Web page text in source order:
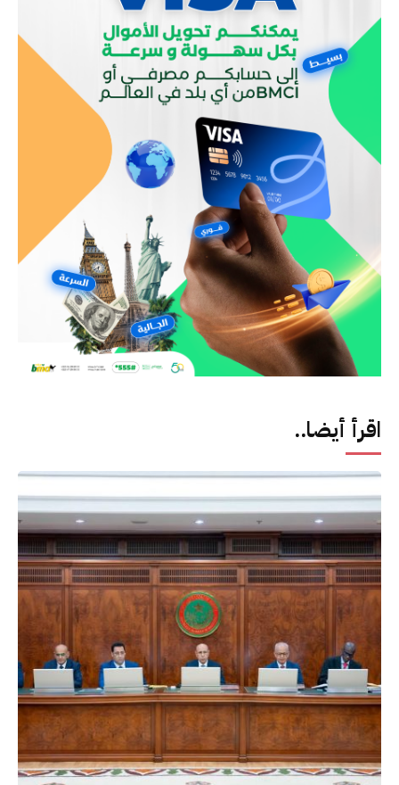
اقرأ أيضا..